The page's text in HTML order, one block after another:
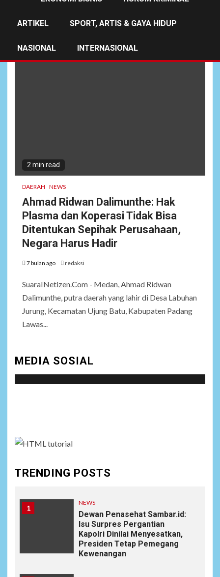
ARTIKEL SPORT, ARTIS & GAYA HIDUP
NASIONAL INTERNASIONAL
2 min read
DAERAH NEWS
Ahmad Ridwan Dalimunthe: Hak
Plasma dan Koperasi Tidak Bisa
Ditentukan Sepihak Perusahaan,
Negara Harus Hadir
7 bulan ago redaksi
SuaraINetizen.Com - Medan, Ahmad Ridwan
Dalimunthe, putra daerah yang lahir di Desa Labuhan
Jurung, Kecamatan Ujung Batu, Kabupaten Padang
Lawas...
MEDIA SOSIAL
TRENDING POSTS
1
NEWS
Dewan Penasehat Sambar.id:
Isu Surpres Pergantian
Kapolri Dinilai Menyesatkan,
Presiden Tetap Pemegang
Kewenangan